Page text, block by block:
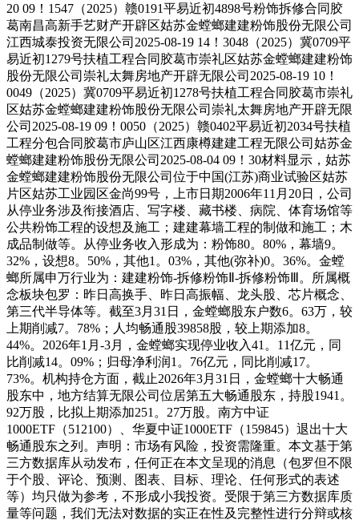
20 09！1547（2025）赣0191平易近初4898号粉饰拆修合同胶
葛南昌高新手艺财产开辟区姑苏金螳螂建建粉饰股份无限公司
江西城泰投资无限公司2025-08-19 14！3048（2025）冀0709平
易近初1279号扶植工程合同胶葛市崇礼区姑苏金螳螂建建粉饰
股份无限公司崇礼太舞房地产开辟无限公司2025-08-19 10！
0049（2025）冀0709平易近初1278号扶植工程合同胶葛市崇礼
区姑苏金螳螂建建粉饰股份无限公司崇礼太舞房地产开辟无限
公司2025-08-19 09！0050（2025）赣0402平易近初2034号扶植
工程分包合同胶葛市庐山区江西康樽建建工程无限公司姑苏金
螳螂建建粉饰股份无限公司2025-08-04 09！30材料显示，姑苏
金螳螂建建粉饰股份无限公司位于中国(江苏)商业试验区姑苏
片区姑苏工业园区金尚99号，上市日期2006年11月20日，公司
从停业务涉及衔接酒店、写字楼、藏书楼、病院、体育场馆等
公共粉饰工程的设想及施工；建建幕墙工程的制做和施工；木
成品制做等。从停业务收入形成为：粉饰80。80%，幕墙9。
32%，设想8。50%，其他1。03%，其他(弥补)0。36%。金螳
螂所属申万行业为：建建粉饰-拆修粉饰Ⅱ-拆修粉饰Ⅲ。所属概
念板块包罗：昨日高换手、昨日高振幅、龙头股、芯片概念、
第三代半导体等。截至3月31日，金螳螂股东户数6。63万，较
上期削减7。78%；人均畅通股39858股，较上期添加8。
44%。2026年1月-3月，金螳螂实现停业收入41。11亿元，同
比削减14。09%；归母净利润1。76亿元，同比削减17。
73%。机构持仓方面，截止2026年3月31日，金螳螂十大畅通
股东中，地方结算无限公司位居第五大畅通股东，持股1941。
92万股，比拟上期添加251。27万股。南方中证
1000ETF（512100）、华夏中证1000ETF（159845）退出十大
畅通股东之列。声明：市场有风险，投资需隆重。本文基于第
三方数据库从动发布，任何正在本文呈现的消息（包罗但不限
于个股、评论、预测、图表、目标、理论、任何形式的表述
等）均只做为参考，不形成小我投资。受限于第三方数据库质
量等问题，我们无法对数据的实正在性及完整性进行分辩或核